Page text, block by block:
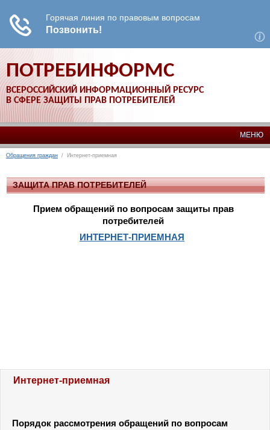
ПОТРЕБИНФОРМС
ВСЕРОССИЙСКИЙ ИНФОРМАЦИОННЫЙ РЕСУРС
В СФЕРЕ ЗАЩИТЫ ПРАВ ПОТРЕБИТЕЛЕЙ
МЕНЮ
Обращения граждан / Интернет-приемная
ЗАЩИТА ПРАВ ПОТРЕБИТЕЛЕЙ
Прием обращений по вопросам защиты прав
потребителей
ИНТЕРНЕТ-ПРИЕМНАЯ
Интернет-приемная
Порядок рассмотрения обращений по вопросам